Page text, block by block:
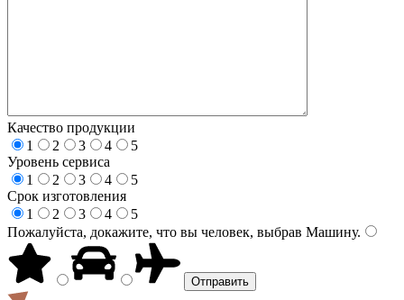
Качество продукции
1
2 3 4
5
Уровень сервиса
1
2 3 4
5
Срок изготовления
1
2 3 4
5
Пожалуйста, докажите, что вы человек, выбрав Машину.